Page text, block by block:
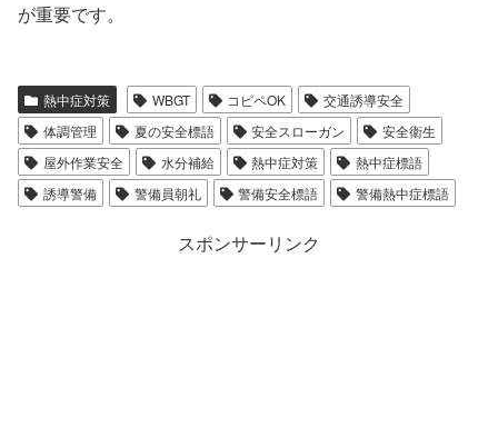
が重要です。
熱中症対策 WBGT コピペOK
交通誘導安全
体調管理
夏の安全標語 安全スローガン
安全衛生
屋外作業安全
水分補給 熱中症対策
熱中症標語
誘導警備
警備員朝礼 警備安全標語 警備熱中症標語
スポンサーリンク